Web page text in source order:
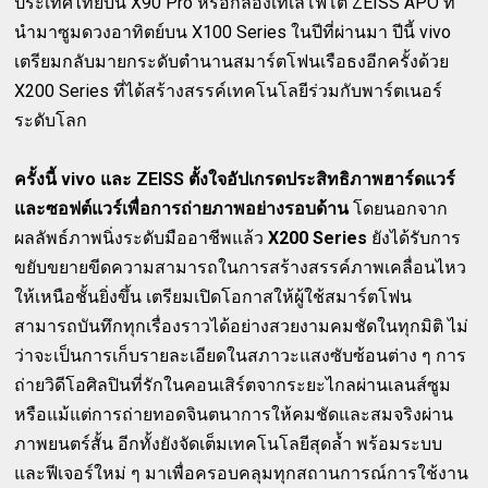
นำมาซูมดวงอาทิตย์บน X100 Series ในปีที่ผ่านมา ปีนี้ vivo
เตรียมกลับมายกระดับตำนานสมาร์ตโฟนเรือธงอีกครั้งด้วย
X200 Series ที่ได้สร้างสรรค์เทคโนโลยีร่วมกับพาร์ตเนอร์
ระดับโลก
ครั้งนี้ vivo และ ZEISS ตั้งใจอัปเกรดประสิทธิภาพฮาร์ดแวร์
และซอฟต์แวร์เพื่อการถ่ายภาพอย่างรอบด้านโดยนอกจาก
ผลลัพธ์ภาพนิ่งระดับมืออาชีพแล้วX200 Series ยังได้รับการ
ขยับขยายขีดความสามารถในการสร้างสรรค์ภาพเคลื่อนไหว
ให้เหนือชั้นยิ่งขึ้น เตรียมเปิดโอกาสให้ผู้ใช้สมาร์ตโฟน
สามารถบันทึกทุกเรื่องราวได้อย่างสวยงามคมชัดในทุกมิติ ไม่
ว่าจะเป็นการเก็บรายละเอียดในสภาวะแสงซับซ้อนต่าง ๆ การ
ถ่ายวิดีโอศิลปินที่รักในคอนเสิร์ตจากระยะไกลผ่านเลนส์ซูม
หรือแม้แต่การถ่ายทอดจินตนาการให้คมชัดและสมจริงผ่าน
ภาพยนตร์สั้น อีกทั้งยังจัดเต็มเทคโนโลยีสุดล้ำ พร้อมระบบ
และฟีเจอร์ใหม่ ๆ มาเพื่อครอบคลุมทุกสถานการณ์การใช้งาน